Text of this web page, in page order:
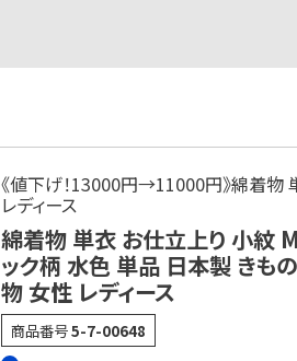
《値下げ！13000円→11000円》綿着物
レディース
綿着物 単衣 お仕立上り 小紋
ック柄 水色 単品 日本製 きも
物 女性 レディース
商品番号5-7-00648